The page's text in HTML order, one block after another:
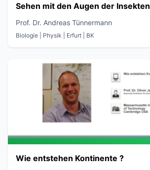
Sehen mit den Augen der Insekten
Prof. Dr. Andreas Tünnermann
Biologie | Physik | Erfurt | BK
Wie entstehen Kontinente ?